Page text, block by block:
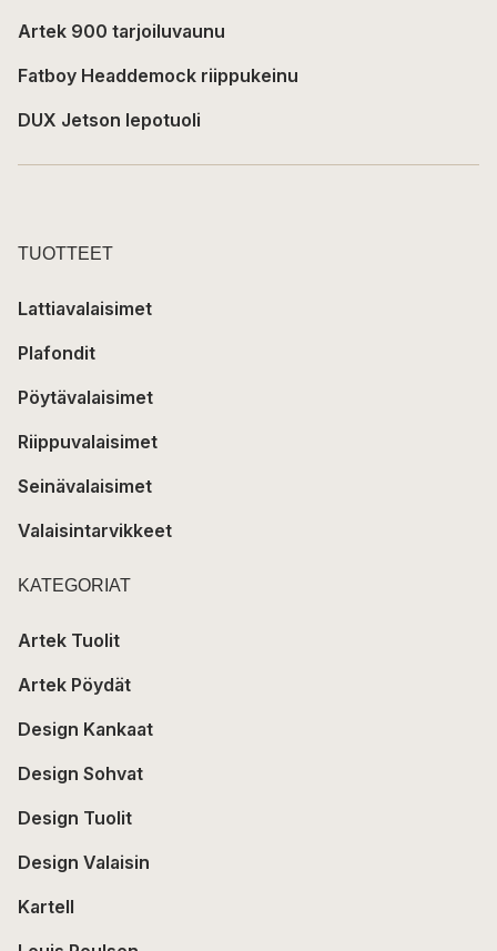
Artek 900 tarjoiluvaunu
Fatboy Headdemock riippukeinu
DUX Jetson lepotuoli
TUOTTEET
Lattiavalaisimet
Plafondit
Pöytävalaisimet
Riippuvalaisimet
Seinävalaisimet
Valaisintarvikkeet
KATEGORIAT
Artek Tuolit
Artek Pöydät
Design Kankaat
Design Sohvat
Design Tuolit
Design Valaisin
Kartell